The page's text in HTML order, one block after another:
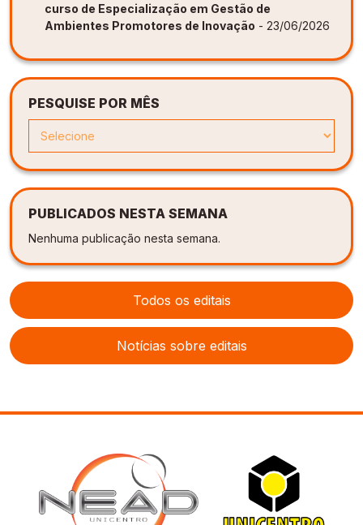
curso de Especialização em Gestão de
Ambientes Promotores de Inovação - 23/06/2026
PESQUISE POR MÊS
PUBLICADOS NESTA SEMANA
Nenhuma publicação nesta semana.
Todos os editais
Notícias sobre editais